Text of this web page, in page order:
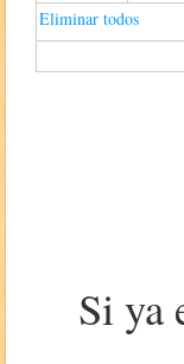
Eliminar todos
Si ya